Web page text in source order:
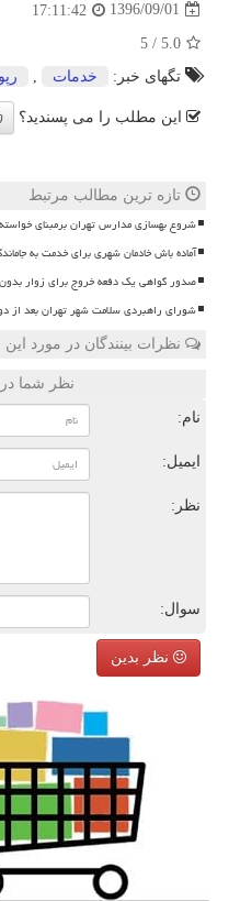
1396/09/01
17:11:42
5.0
/
5
تگهای خبر:
خدمات
این مطلب را می پسندید؟
تازه ترین مطالب مرتبط
شروع بهسازی مدارس تهران برمبنای
آماده باش خادمان شهری برای خدمت به
صدور گواهی یک دفعه خروج برای زوار
شورای راهبردی سلامت شهر تهران بعد
نظرات بینندگان در مورد
نظر شما
نام:
ایمیل:
نظر:
سوال:
نظر بدین